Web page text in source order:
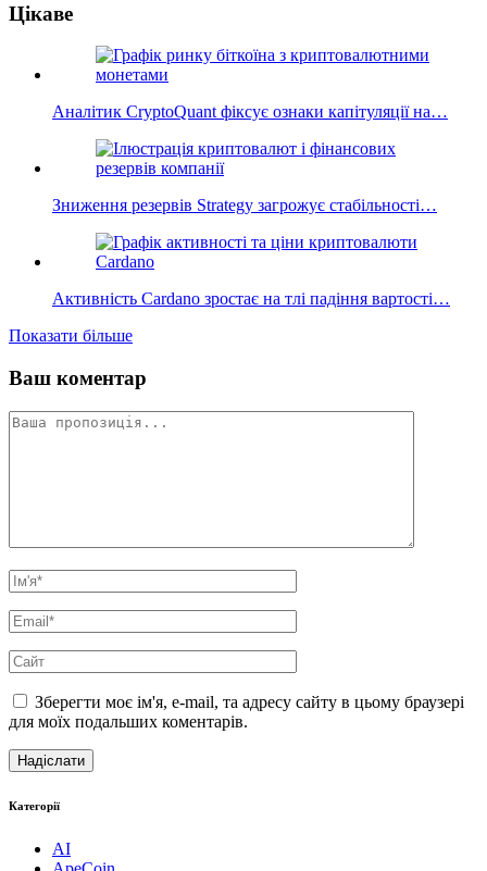
Цікаве
Аналітик CryptoQuant фіксує ознаки капітуляції на…
Зниження резервів Strategy загрожує стабільності…
Активність Cardano зростає на тлі падіння вартості…
Показати більше
Ваш коментар
Зберегти моє ім'я, e-mail, та адресу сайту в цьому браузері
для моїх подальших коментарів.
Категорії
AI